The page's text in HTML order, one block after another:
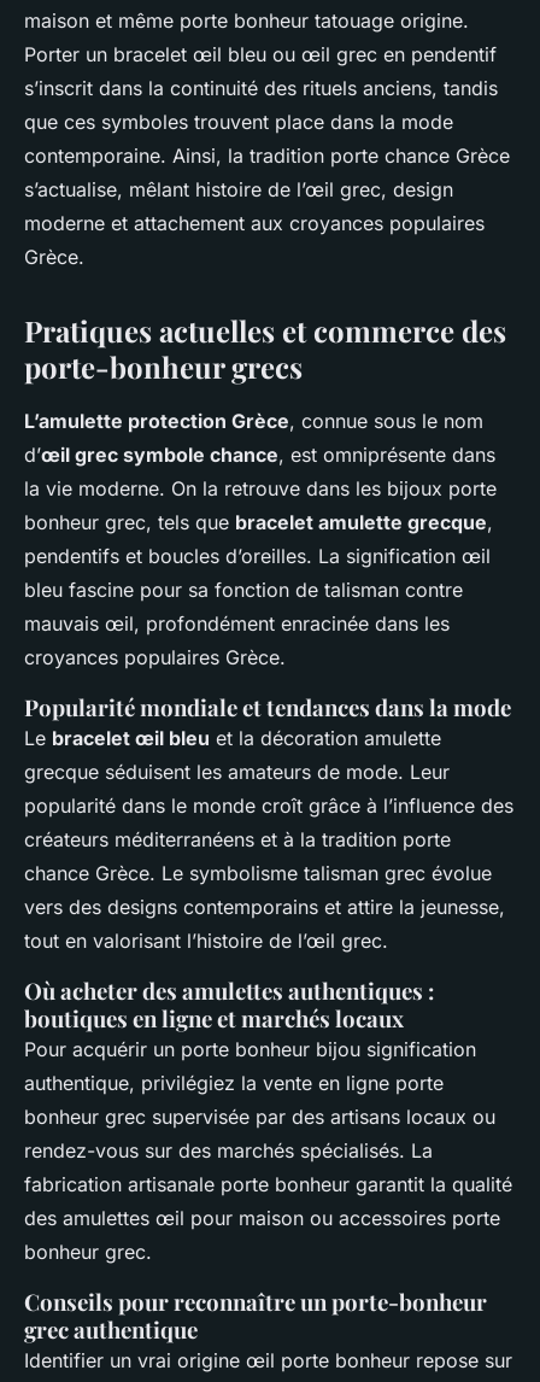
maison et même porte bonheur tatouage origine.
Porter un bracelet œil bleu ou œil grec en pendentif
s’inscrit dans la continuité des rituels anciens, tandis
que ces symboles trouvent place dans la mode
contemporaine. Ainsi, la tradition porte chance Grèce
s’actualise, mêlant histoire de l’œil grec, design
moderne et attachement aux croyances populaires
Grèce.
Pratiques actuelles et commerce des
porte-bonheur grecs
L’amulette protection Grèce, connue sous le nom
d’œil grec symbole chance, est omniprésente dans
la vie moderne. On la retrouve dans les bijoux porte
bonheur grec, tels que bracelet amulette grecque,
pendentifs et boucles d’oreilles. La signification œil
bleu fascine pour sa fonction de talisman contre
mauvais œil, profondément enracinée dans les
croyances populaires Grèce.
Popularité mondiale et tendances dans la mode
Le bracelet œil bleu et la décoration amulette
grecque séduisent les amateurs de mode. Leur
popularité dans le monde croît grâce à l’influence des
créateurs méditerranéens et à la tradition porte
chance Grèce. Le symbolisme talisman grec évolue
vers des designs contemporains et attire la jeunesse,
tout en valorisant l’histoire de l’œil grec.
Où acheter des amulettes authentiques :
boutiques en ligne et marchés locaux
Pour acquérir un porte bonheur bijou signification
authentique, privilégiez la vente en ligne porte
bonheur grec supervisée par des artisans locaux ou
rendez-vous sur des marchés spécialisés. La
fabrication artisanale porte bonheur garantit la qualité
des amulettes œil pour maison ou accessoires porte
bonheur grec.
Conseils pour reconnaître un porte-bonheur
grec authentique
Identifier un vrai origine œil porte bonheur repose sur